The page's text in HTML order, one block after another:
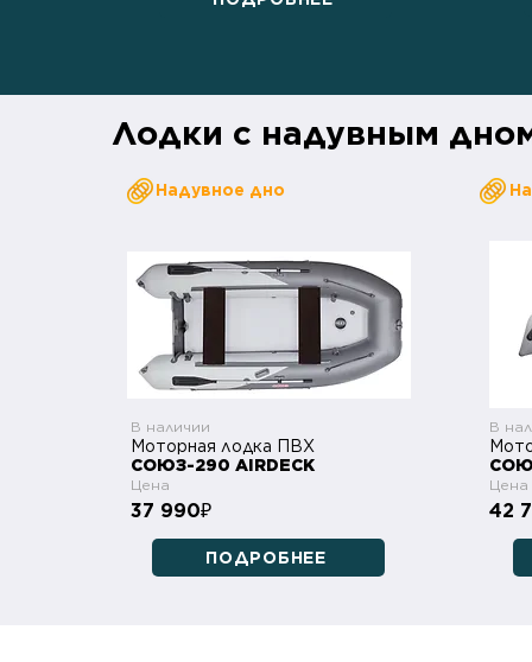
Лодки с надувным
Надувное дно
В наличии
Моторная лодка ПВХ
СОЮЗ-290 AIRDECK
Цена
37 990₽
ПОДРОБНЕЕ
В
Цена
42